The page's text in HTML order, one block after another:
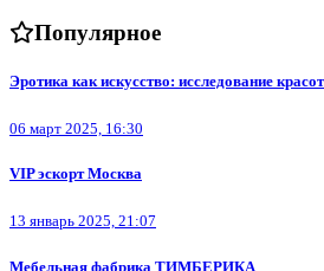
Популярное
Эротика как искусство: исследование
06 март 2025, 16:30
VIP эскорт Москва
13 январь 2025, 21:07
Мебельная фабрика ТИМБЕРИКА